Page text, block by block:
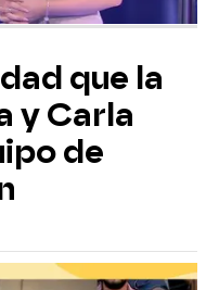
que la
y Carla
de